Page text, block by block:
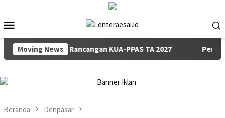
konten
Mobile
Moving NewsRancangan KUA-PPAS TA 2027 Pemkab
Beranda Denpasar